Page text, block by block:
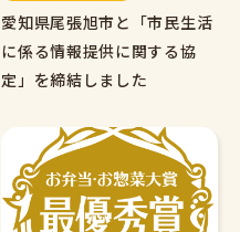
愛知県尾張旭市と「市民生活
に係る情報提供に関する協
定」を締結しました